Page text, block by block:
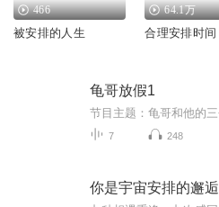
466
被安排的人生
64.1万
合理安排时间
龟哥放假1
7 248
你是宇宙安排的邂逅